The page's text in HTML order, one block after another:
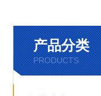
产品分类
PRODUCTS